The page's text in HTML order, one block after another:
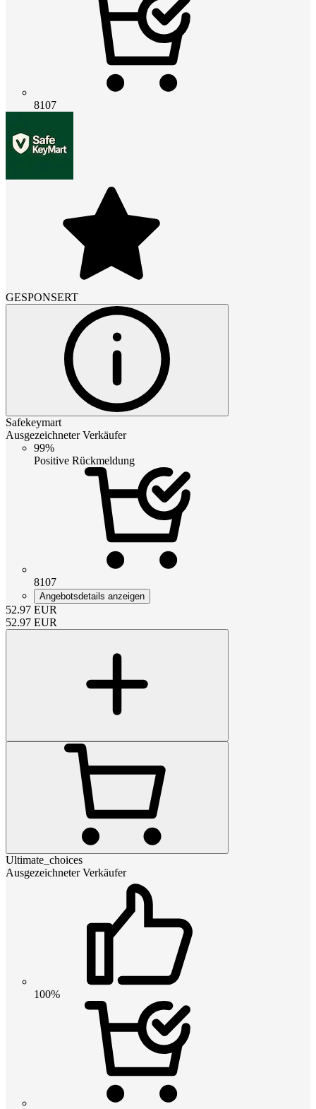
8107
GESPONSERT
Safekeymart
Ausgezeichneter Verkäufer
99%
Positive Rückmeldung
8107
Angebotsdetails anzeigen
52.97 EUR
52.97 EUR
Ultimate_choices
Ausgezeichneter Verkäufer
100%